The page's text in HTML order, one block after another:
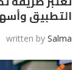
التطبيق
written by Salma